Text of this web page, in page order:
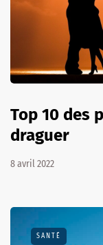
Top 10 des
draguer
8 avril 2022
SANTÉ